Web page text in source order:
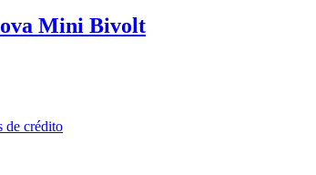
Mini Bivolt
de crédito